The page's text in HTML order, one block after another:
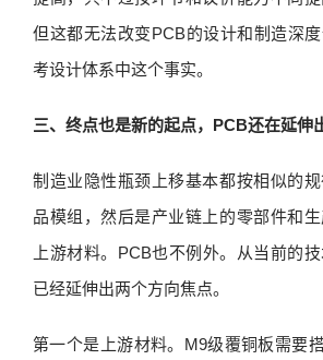
但这都无法改变PCB的设计和制造深
考设计体系中这个事实。
三、终点也是新的起点，PCB还在延伸
制造业隐性瓶颈上移基本都按相似的
品模组，然后是产业链上的零部件和
上游材料。PCB也不例外。从当前的
已经延伸出两个方向焦点。
第一个是上游材料。M9级覆铜板需要